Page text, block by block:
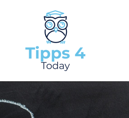
tipps-4-today.com